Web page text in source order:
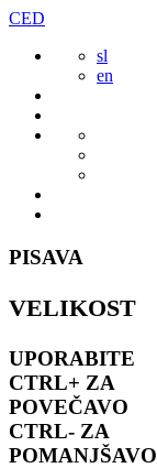
Preskoči
vsebine
CED
sl
en
PISAVA
VELIKOST
UPORABITE
CTRL+ ZA
POVEČAVO
CTRL- ZA
POMANJŠAVO